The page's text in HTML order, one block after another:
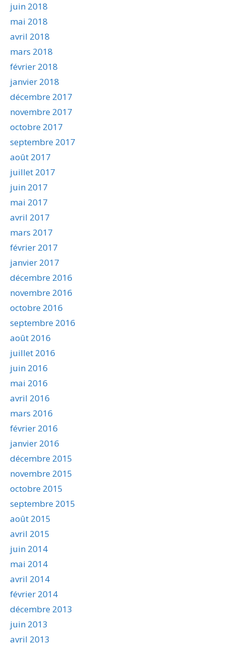
juin 2018
mai 2018
avril 2018
mars 2018
février 2018
janvier 2018
décembre 2017
novembre 2017
octobre 2017
septembre 2017
août 2017
juillet 2017
juin 2017
mai 2017
avril 2017
mars 2017
février 2017
janvier 2017
décembre 2016
novembre 2016
octobre 2016
septembre 2016
août 2016
juillet 2016
juin 2016
mai 2016
avril 2016
mars 2016
février 2016
janvier 2016
décembre 2015
novembre 2015
octobre 2015
septembre 2015
août 2015
avril 2015
juin 2014
mai 2014
avril 2014
février 2014
décembre 2013
juin 2013
avril 2013